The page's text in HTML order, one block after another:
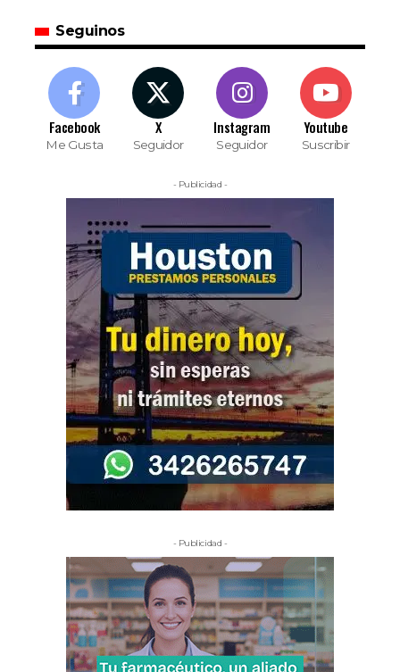
Seguinos
Facebook
Me Gusta
X
Seguidor
Instagram
Seguidor
Youtube
Suscribir
- Publicidad -
- Publicidad -